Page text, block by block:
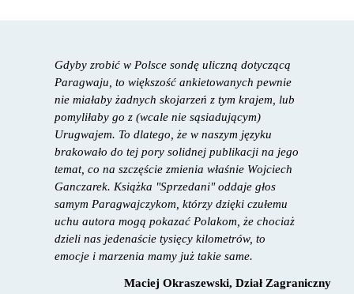
Gdyby zrobić w Polsce sondę uliczną dotyczącą
Paragwaju, to większość ankietowanych pewnie
nie miałaby żadnych skojarzeń z tym krajem, lub
pomyliłaby go z (wcale nie sąsiadującym)
Urugwajem. To dlatego, że w naszym języku
brakowało do tej pory solidnej publikacji na jego
temat, co na szczęście zmienia właśnie Wojciech
Ganczarek. Książka "Sprzedani" oddaje głos
samym Paragwajczykom, którzy dzięki czułemu
uchu autora mogą pokazać Polakom, że chociaż
dzieli nas jedenaście tysięcy kilometrów, to
emocje i marzenia mamy już takie same.
Maciej Okraszewski, Dział Zagraniczny